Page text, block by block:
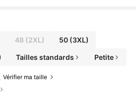
48 (2XL) 50(3XL)
Tailles standards Petite
Vérifier ma taille